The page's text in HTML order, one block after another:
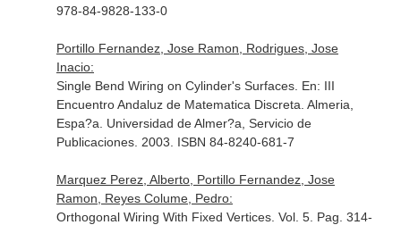
978-84-9828-133-0
Portillo Fernandez, Jose Ramon, Rodrigues, Jose
Inacio:
Single Bend Wiring on Cylinder's Surfaces. En: III
Encuentro Andaluz de Matematica Discreta . Almeria,
Espa?a. Universidad de Almer?a, Servicio de
Publicaciones. 2003. ISBN 84-8240-681-7
Marquez Perez, Alberto, Portillo Fernandez, Jose
Ramon, Reyes Colume, Pedro:
Orthogonal Wiring With Fixed Vertices. Vol. 5. Pag. 314-